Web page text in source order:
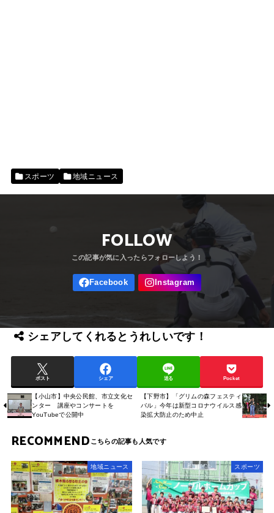
スポーツ 地域ニュース
FOLLOW
シェアしてくれるとうれしいです！
ポスト シェア 送る Pocket
【小山市】中央公民館、市立文化セ
ンター 講座やコンサートを
YouTubeで公開中
【下野市】「グリムの森フェスティ
バル」今年は新型コロナウイルス感
染拡大防止のため中止
RECOMMEND
地域ニュース スポーツ